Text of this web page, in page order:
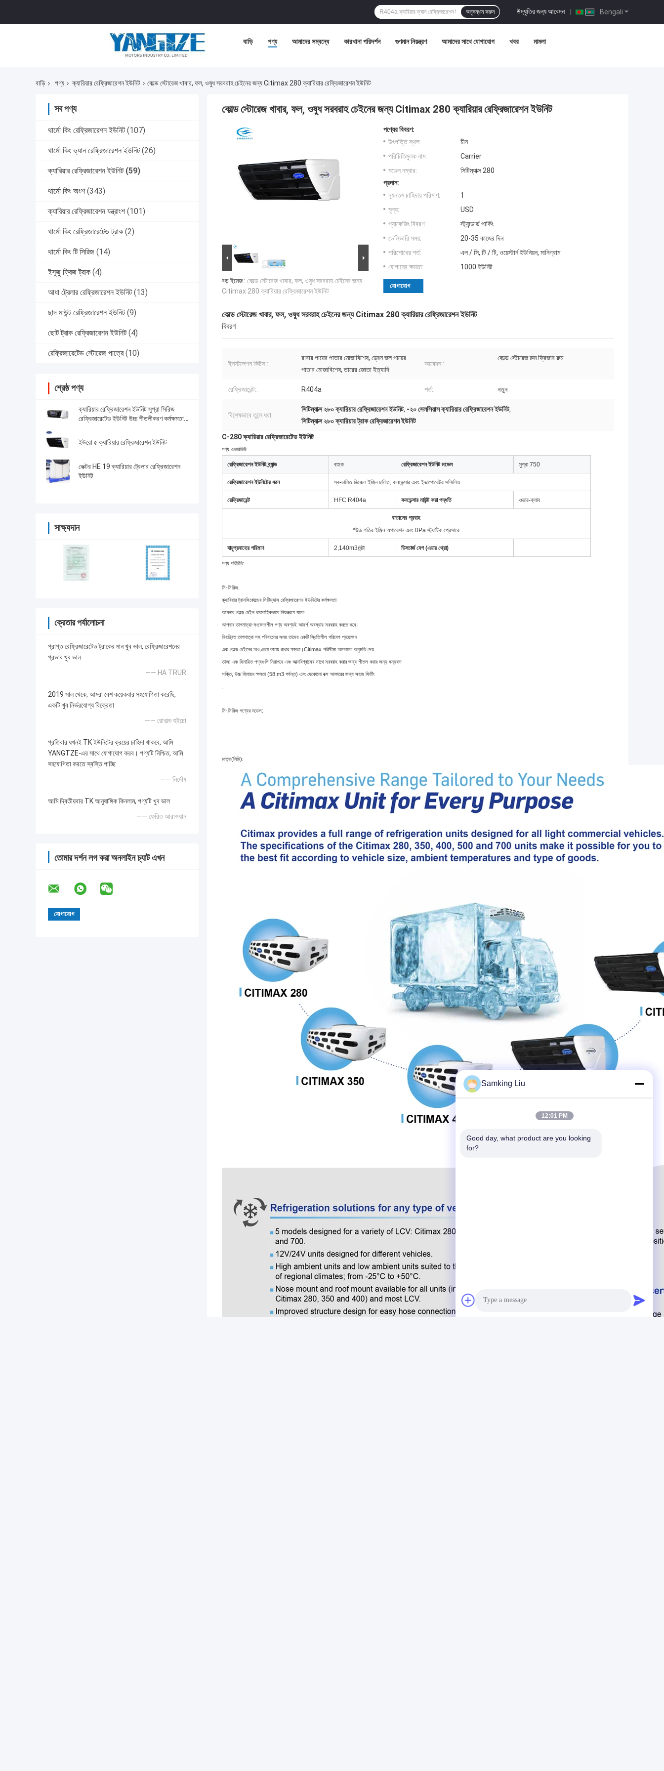
Bengali
উদ্ধৃতির জন্য আবেদন |
অনুসন্ধান করুন
বাড়ি পণ্য আমাদের সম্বন্ধে কারখানা পরিদর্শন গুণমান নিয়ন্ত্রণ আমাদের সাথে যোগাযোগ খবর মামলা
বাড়ি পণ্য ক্যারিয়ার রেফ্রিজারেশন ইউনিট কোল্ড স্টোরেজ খাবার, ফল, ওষুধ সরবরাহ চেইনের জন্য Citimax 280 ক্যারিয়ার রেফ্রিজারেশন ইউনিট
সব পণ্য
থার্মো কিং রেফ্রিজারেশন ইউনিট (107)
থার্মো কিং ভ্যান রেফ্রিজারেশন ইউনিট (26)
ক্যারিয়ার রেফ্রিজারেশন ইউনিট (59)
থার্মো কিং অংশ (343)
ক্যারিয়ার রেফ্রিজারেশন যন্ত্রাংশ (101)
থার্মো কিং রেফ্রিজারেটেড ট্রাক (2)
থার্মো কিং টি সিরিজ (14)
ইসুজু ফ্রিজ ট্রাক (4)
আধা ট্রেলার রেফ্রিজারেশন ইউনিট (13)
ছাদ মাউন্ট রেফ্রিজারেশন ইউনিট (9)
ছোট ট্রাক রেফ্রিজারেশন ইউনিট (4)
রেফ্রিজারেটেড স্টোরেজ পাত্রে (10)
শ্রেষ্ঠ পণ্য
ক্যারিয়ার রেফ্রিজারেশন ইউনিট সুপ্রা সিরিজ
রেফ্রিজারেটেড ইউনিট উচ্চ শীতলীকরণ কর্মক্ষমতা
ইউরো ৫ ক্যারিয়ার রেফ্রিজারেশন ইউনিট
ভেক্টর HE 19 ক্যারিয়ার ট্রেলার রেফ্রিজারেশন
ইউনিট
সাক্ষ্যদান
ক্রেতার পর্যালোচনা
প্রাপ্ত রেফ্রিজারেটেড ট্রাকের মান খুব ভাল, রেফ্রিজারেশনের
প্রভাব খুব ভাল
—— HA TRUR
2019 সাল থেকে, আমরা বেশ কয়েকবার সহযোগিতা করেছি,
একটি খুব নির্ভরযোগ্য বিক্রেতা
—— রোনাল্ড হুইচো
প্রতিবার যখনই TK ইউনিটের ক্রয়ের চাহিদা থাকবে, আমি
YANGTZE-এর সাথে যোগাযোগ করব। পণ্যটি নিশ্চিত, আমি
সহযোগিতা করতে স্বস্তি পাচ্ছি
—— নির্দোষ
আমি দ্বিতীয়বার TK আনুষাঙ্গিক কিনলাম, পণ্যটি খুব ভাল
—— ফেরিত আরাওয়ান
তোমার দর্শন লগ করা অনলাইন চ্যাট এখন
কোল্ড স্টোরেজ খাবার, ফল, ওষুধ সরবরাহ চেইনের জন্য Citimax 280 ক্যারিয়ার রেফ্রিজারেশন ইউনিট
বড় ইমেজ : কোল্ড স্টোরেজ খাবার, ফল, ওষুধ সরবরাহ চেইনের জন্য
Citimax 280 ক্যারিয়ার রেফ্রিজারেশন ইউনিট
পণ্যের বিবরণ:
উৎপত্তি স্থল:
চীন
পরিচিতিমুলক নাম:
Carrier
মডেল নম্বার:
সিটিম্যাক্স 280
প্রদান:
ন্যূনতম চাহিদার পরিমাণ:
1
মূল্য:
USD
প্যাকেজিং বিবরণ:
স্ট্যান্ডার্ড পার্কিং
ডেলিভারি সময়:
20-35 কাজের দিন
পরিশোধের শর্ত:
এল / সি, টি / টি, ওয়েস্টার্ন ইউনিয়ন, মানিগ্রাম
যোগানের ক্ষমতা:
1000 ইউনিট
যোগাযোগ
কোল্ড স্টোরেজ খাবার, ফল, ওষুধ সরবরাহ চেইনের জন্য Citimax 280 ক্যারিয়ার রেফ্রিজারেশন ইউনিট
বিবরণ
ইনস্টলেশন কিটস:::
রাবার পায়ের পাতার মোজাবিশেষ, ড্রেন জল পায়ের
পাতার মোজাবিশেষ, তারের জোতা ইত্যাদি
আবেদন::
কোল্ড স্টোরেজ রুম ফ্রিজার রুম
রেফ্রিজারেন্ট:: R404a শর্ত:: নতুন
বিশেষভাবে তুলে ধরা:
সিটিম্যাক্স ২৮০ ক্যারিয়ার রেফ্রিজারেশন ইউনিট, -২০ সেলসিয়াস ক্যারিয়ার রেফ্রিজারেশন ইউনিট,
সিটিম্যাক্স ২৮০ ক্যারিয়ার ট্রাক রেফ্রিজারেশন ইউনিট
C-280 ক্যারিয়ার রেফ্রিজারেটেড ইউনিট
পণ্য ওভারভিউ
রেফ্রিজারেশন ইউনিট ব্র্যান্ড বাহক রেফ্রিজারেশন ইউনিট মডেল সুপ্রা 750
রেফ্রিজারেশন ইউনিটের ধরন স্ব-চালিত ডিজেল ইঞ্জিন চালিত, কনডেন্সার এবং ইভাপোরেটর সম্মিলিত
রেফ্রিজারেন্ট HFC R404a কনডেন্সার মাউন্ট করা পদ্ধতি ওভার-ক্যাব
বাতাসের প্রবাহ
*উচ্চ গতির ইঞ্জিন অপারেশন এবং 0Pa স্ট্যাটিক প্রেসারে
বায়ুপ্রবাহের পরিমাণ 2,140m3/ঘন্টা ডিসচার্জ বেগ (এয়ার থ্রো)
পণ্য পরিচিতি:
সি-সিরিজ:
ক্যারিয়ার ট্রানসিকোল্ডের সিটিম্যাক্স রেফ্রিজারেশন ইউনিটের কর্মক্ষমতা
আপনার কোল্ড চেইন ধারাবাহিকভাবে নিয়ন্ত্রণে থাকে
আপনার তাপমাত্রা-সংবেদনশীল পণ্য অবশ্যই আদর্শ অবস্থায় সরবরাহ করতে হবে।
নিয়ন্ত্রিত তাপমাত্রা সহ পরিবহনের সময় তাদের একটি স্থিতিশীল পরিবেশ প্রয়োজন
এবং কোল্ড চেইনের অখণ্ডতা বজায় রাখার ক্ষমতা।Citimax পরিসীমা আপনাকে অনুমতি দেয়
তাজা এবং হিমায়িত পণ্যগুলি নিরাপদে এবং আত্মবিশ্বাসের সাথে সরবরাহ করার জন্য শীতল করার জন্য ধন্যবাদ
শক্তি, উচ্চ হিমায়ন ক্ষমতা (58 m3 পর্যন্ত) এবং যেকোনো বক্স আকারের জন্য সহজ ফিটিং
সি-সিরিজ পণ্যের মডেল:
মাত্রা(মিমি):
Samking Liu
12:01 PM
Good day, what product are you looking
for?